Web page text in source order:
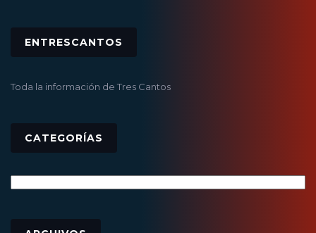
ENTRESCANTOS
Toda la información de Tres Cantos
CATEGORÍAS